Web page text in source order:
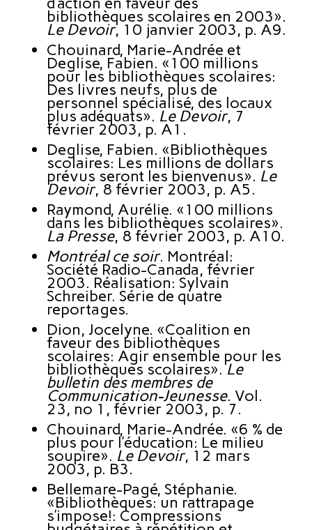
bibliothèques scolaires en 2003».
Le Devoir, 10 janvier 2003, p. A9.
Chouinard, Marie-Andrée et
Deglise, Fabien. «100 millions
pour les bibliothèques scolaires:
Des livres neufs, plus de
personnel spécialisé, des locaux
plus adéquats». Le Devoir, 7
février 2003, p. A1.
Deglise, Fabien. «Bibliothèques
scolaires: Les millions de dollars
prévus seront les bienvenus». Le
Devoir, 8 février 2003, p. A5.
Raymond, Aurélie. «100 millions
dans les bibliothèques scolaires».
La Presse, 8 février 2003, p. A10.
Montréal ce soir. Montréal:
Société Radio-Canada, février
2003. Réalisation: Sylvain
Schreiber. Série de quatre
reportages.
Dion, Jocelyne. «Coalition en
faveur des bibliothèques
scolaires: Agir ensemble pour les
bibliothèques scolaires».Le
bulletin des membres de
Communication-Jeunesse. Vol.
23, no 1, février 2003, p. 7.
Chouinard, Marie-Andrée. «6 % de
plus pour l’éducation: Le milieu
soupire». Le Devoir, 12 mars
2003, p. B3.
Bellemare-Pagé, Stéphanie.
«Bibliothèques: un rattrapage
s’impose!: Compressions